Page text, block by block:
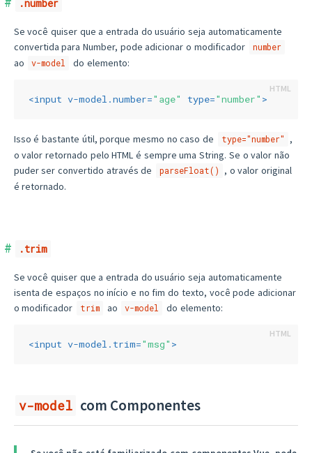
.number
Se você quiser que a entrada do usuário seja automaticamente
convertida para Number, pode adicionar o modificador
number
ao v-model do elemento:
<input v-model.number="age" type="number" >
Isso é bastante útil, porque mesmo no caso de type="number"
,
o valor retornado pelo HTML é sempre uma String. Se o valor não
puder ser convertido através de
parseFloat()
, o valor original
é retornado.
.trim
Se você quiser que a entrada do usuário seja automaticamente
isenta de espaços no início e no fim do texto, você pode adicionar
o modificador
trim ao v-model do elemento:
<input v-model.trim="msg" >
v-model com Componentes